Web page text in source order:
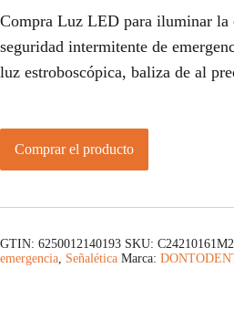
Compra Luz LED para iluminar la
seguridad intermitente de
luz estroboscópica, baliza de al
Comprar el producto
GTIN: 6250012140193 SKU:
emergencia, Señalética Marca: